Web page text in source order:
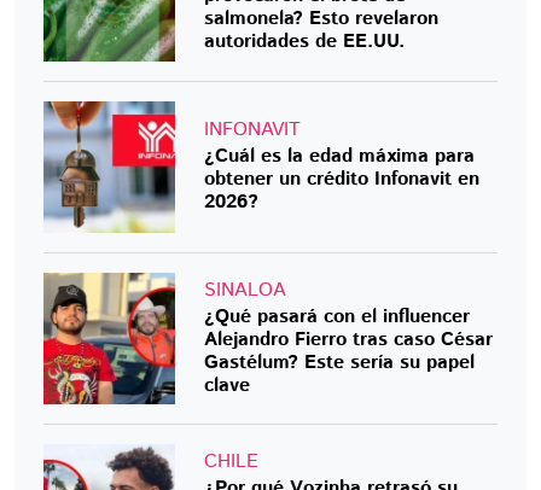
salmonela? Esto revelaron
autoridades de EE.UU.
INFONAVIT
¿Cuál es la edad máxima para
obtener un crédito Infonavit en
2026?
SINALOA
¿Qué pasará con el influencer
Alejandro Fierro tras caso César
Gastélum? Este sería su papel
clave
CHILE